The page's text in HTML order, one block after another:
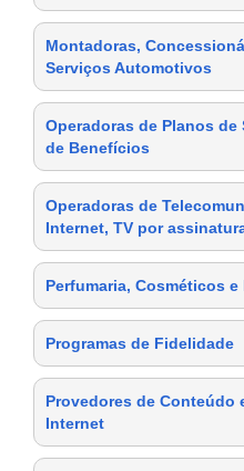
Montadoras,
Serviços Automotivos
Operadoras de Planos
de Benefícios
Operadoras de
Internet, TV por
Perfumaria, Cosméticos
Programas de Fidelidade
Provedores de Conteúdo
Internet